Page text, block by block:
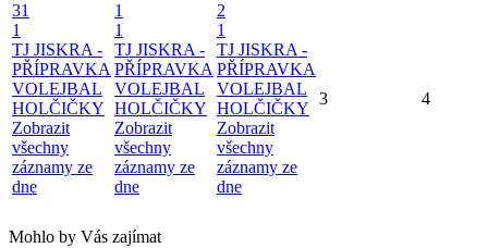
31
1
TJ JISKRA -
PŘÍPRAVKA
VOLEJBAL
HOLČIČKY
Zobrazit
všechny
záznamy ze
dne
1
1
TJ JISKRA -
PŘÍPRAVKA
VOLEJBAL
HOLČIČKY
Zobrazit
všechny
záznamy ze
dne
2
1
TJ JISKRA -
PŘÍPRAVKA
VOLEJBAL
HOLČIČKY
Zobrazit
všechny
záznamy ze
dne
3 4
Mohlo by Vás zajímat